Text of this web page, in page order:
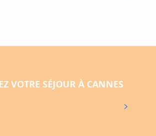
VOTRE SÉJOUR À CANNES
HÉBERGEMENT À CANNES